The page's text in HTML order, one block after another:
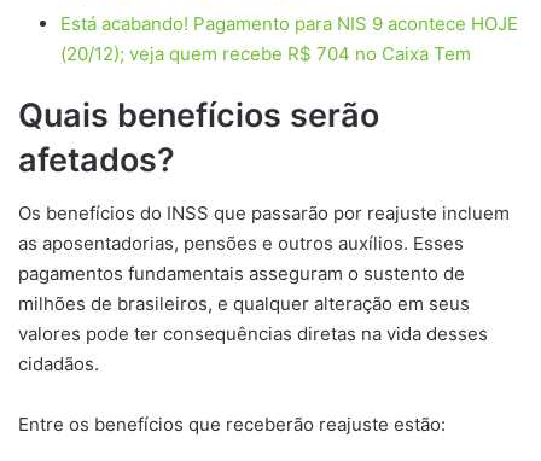
Está acabando! Pagamento para NIS 9 acontece HOJE
(20/12); veja quem recebe R$ 704 no Caixa Tem
Quais benefícios serão
afetados?
Os benefícios do INSS que passarão por reajuste incluem
as aposentadorias, pensões e outros auxílios. Esses
pagamentos fundamentais asseguram o sustento de
milhões de brasileiros, e qualquer alteração em seus
valores pode ter consequências diretas na vida desses
cidadãos.
Entre os benefícios que receberão reajuste estão: